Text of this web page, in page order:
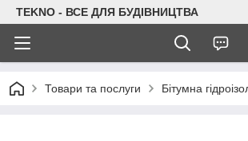
TEKNO - ВСЕ ДЛЯ БУДІВНИЦТВА
Товари та послуги Бітумна